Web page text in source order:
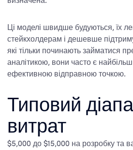
Ці моделі швидше будуються, їх
стейкхолдерам і дешевше
які тільки починають займатися
аналітикою, вони часто є
ефективною відправною точкою.
Типовий
витрат
$5,000 до $15,000 на розробку та